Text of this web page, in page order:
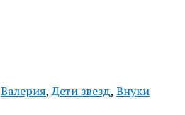
Валерия,Дети звезд, Внуки